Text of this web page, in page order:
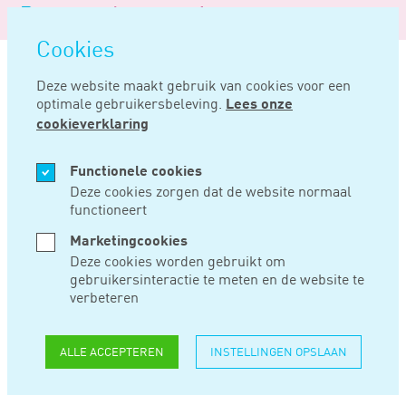
overslaan
Cookies
Deze website maakt gebruik van cookies voor een
optimale gebruikersbeleving. Lees onze
cookieverklaring
Functionele cookies
Deze cookies zorgen dat de website normaal
functioneert
Marketingcookies
Deze cookies worden gebruikt om
gebruikersinteractie te meten en de website te
verbeteren
ALLE ACCEPTEREN INSTELLINGEN OPSLAAN
Logo
Noord
Negentig
Home Nieuws
DEC 16, 2019
PERSONEELSKOSTEN
ZETTEN RESULTAAT
ZORGINSTELLINGEN
ONDER DRUK